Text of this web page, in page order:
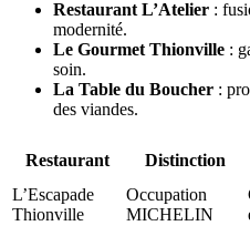
Restaurant L’Atelier :
modernité.
Le Gourmet Thionville :
soin.
La Table du Boucher :
des viandes.
Restaurant Distinction
L’Escapade
Thionville
Occupation
MICHELIN